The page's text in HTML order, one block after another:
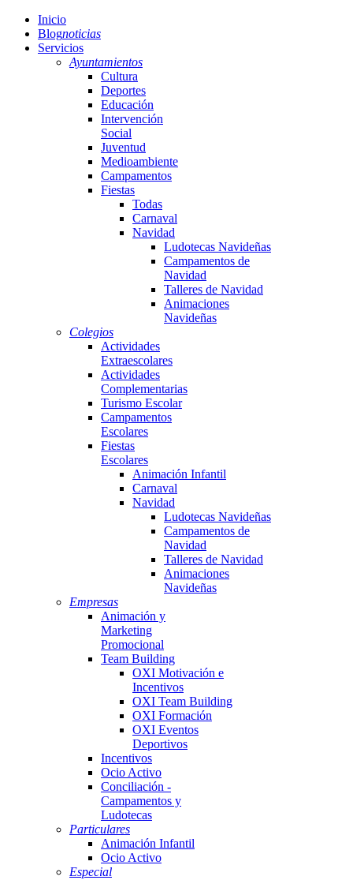
Inicio
Blognoticias
Servicios
Ayuntamientos
Cultura
Deportes
Educación
Intervención
Social
Juventud
Medioambiente
Campamentos
Fiestas
Todas
Carnaval
Navidad
Ludotecas Navideñas
Campamentos de
Navidad
Talleres de Navidad
Animaciones
Navideñas
Colegios
Actividades
Extraescolares
Actividades
Complementarias
Turismo Escolar
Campamentos
Escolares
Fiestas
Escolares
Animación Infantil
Carnaval
Navidad
Ludotecas Navideñas
Campamentos de
Navidad
Talleres de Navidad
Animaciones
Navideñas
Empresas
Animación y
Marketing
Promocional
Team Building
OXI Motivación e
Incentivos
OXI Team Building
OXI Formación
OXI Eventos
Deportivos
Incentivos
Ocio Activo
Conciliación -
Campamentos y
Ludotecas
Particulares
Animación Infantil
Ocio Activo
Especial